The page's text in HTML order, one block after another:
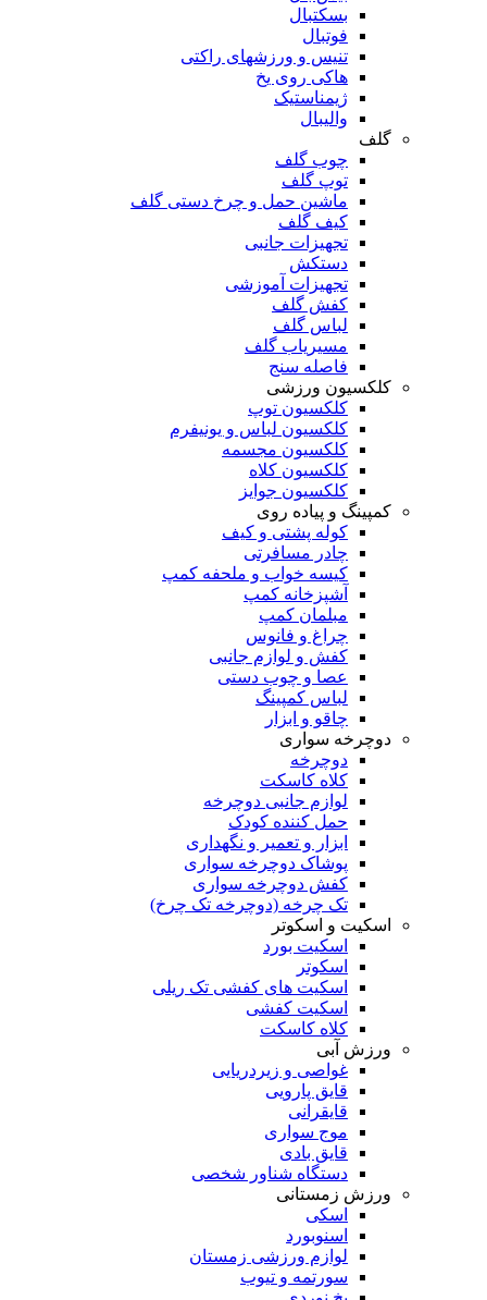
بسکتبال
فوتبال
تنیس و ورزشهای راکتی
هاکی روی یخ
ژیمناستیک
والیبال
گلف
چوب گلف
توپ گلف
ماشین حمل و چرخ دستی گلف
کیف گلف
تجهیزات جانبی
دستکش
تجهیزات آموزشی
کفش گلف
لباس گلف
مسیریاب گلف
فاصله سنج
کلکسیون ورزشی
کلکسیون توپ
کلکسیون لباس و یونیفرم
کلکسیون مجسمه
کلکسیون کلاه
کلکسیون جوایز
کمپینگ و پیاده روی
کوله پشتی و کیف
چادر مسافرتی
کیسه خواب و ملحفه کمپ
آشپزخانه کمپ
مبلمان کمپ
چراغ و فانوس
کفش و لوازم جانبی
عصا و چوب دستی
لباس کمپینگ
چاقو و ابزار
دوچرخه سواری
دوچرخه
کلاه کاسکت
لوازم جانبی دوچرخه
حمل کننده کودک
ابزار و تعمیر و نگهداری
پوشاک دوچرخه سواری
کفش دوچرخه سواری
تک چرخه (دوچرخه تک چرخ)
اسکیت و اسکوتر
اسکیت بورد
اسکوتر
اسکیت های کفشی تک ریلی
اسکیت کفشی
کلاه کاسکت
ورزش آبی
غواصی و زیردریایی
قایق پارویی
قایقرانی
موج سواری
قایق بادی
دستگاه شناور شخصی
ورزش زمستانی
اسکی
اسنوبورد
لوازم ورزشی زمستان
سورتمه و تیوب